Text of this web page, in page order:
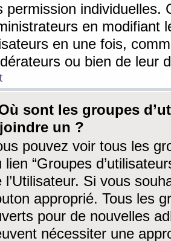
permission individuelles.
en modifiant
en une fois,
ou bien de leur
sont les groupes
un ?
pouvez voir tous les
lien “Groupes
l’Utilisateur. Si vous
approprié. Tous les
pour de nouvelles
nécessiter une